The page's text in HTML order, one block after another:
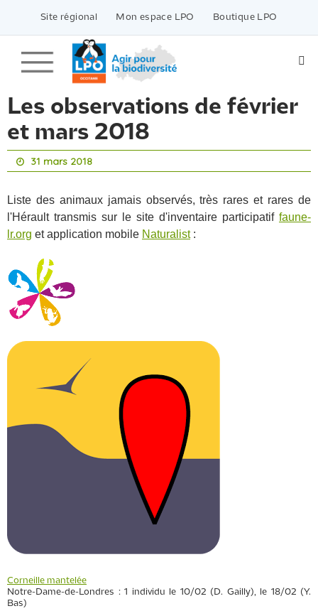
contenu
Site régional Mon espace LPO Boutique LPO
Les observations de février
et mars 2018
31 mars 2018
Liste des animaux jamais observés, très rares et rares de
l'Hérault transmis sur le site d'inventaire participatif faune-
lr.org et application mobile Naturalist:
Corneille mantelée
Notre-Dame-de-Londres : 1 individu le 10/02 (D. Gailly), le 18/02 (Y.
Bas)